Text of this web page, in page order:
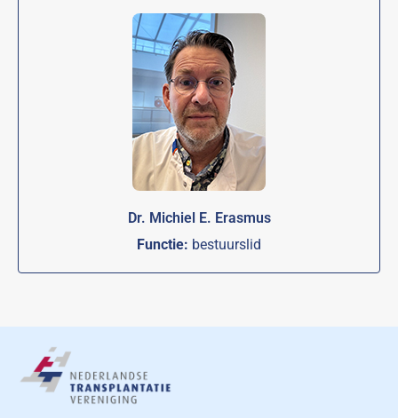
Dr. Michiel E. Erasmus
Functie: bestuurslid